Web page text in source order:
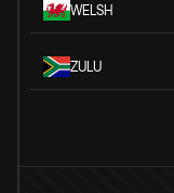
WELSH
ZULU